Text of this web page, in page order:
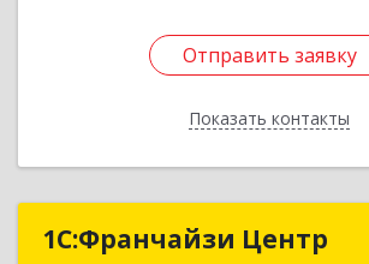
Отправить заявку
Показать контакты
Отправить заявку
Назад
1С:Франчайзи Центр